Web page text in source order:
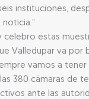
instituciones,
celebro estas
Valledupar va por
vamos a tener
380 cámaras de
ante las